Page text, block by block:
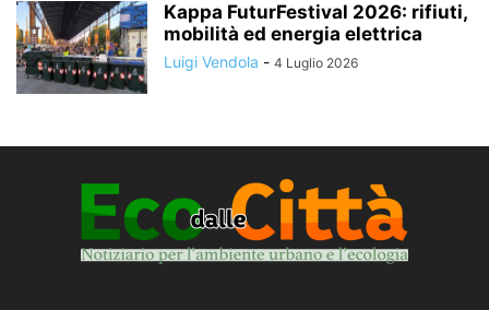
Kappa FuturFestival 2026: rifiuti,
mobilità ed energia elettrica
Luigi Vendola - 4 Luglio 2026